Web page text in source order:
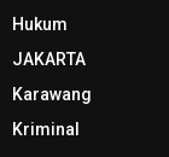
Hukum
JAKARTA
Karawang
Kriminal